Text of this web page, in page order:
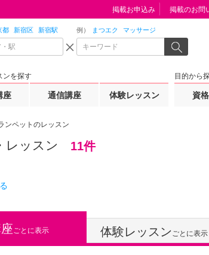
都 新宿区 新宿駅 例） まつエク マッサージ
ンを探す
座 通信講座 体験レッスン
目的から
資
掲載お申込み 掲載のお問
ンペットのレッスン
レッスン 11件
ごとに表示 体験レッスンごとに表示